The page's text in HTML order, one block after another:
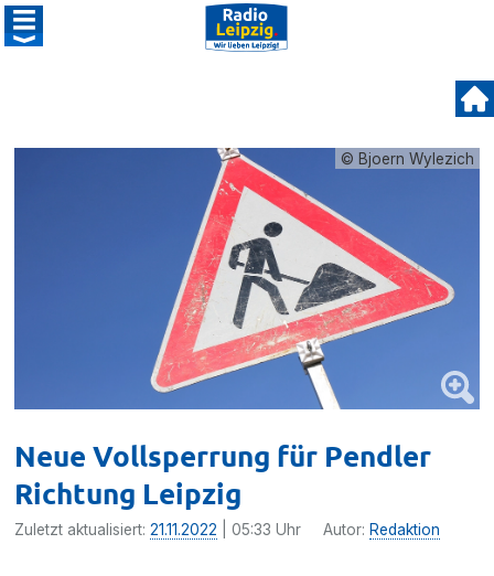
© Bjoern Wylezich
Neue Vollsperrung für Pendler
Richtung Leipzig
Zuletzt aktualisiert:21.11.2022 | 05:33 Uhr Autor: Redaktion